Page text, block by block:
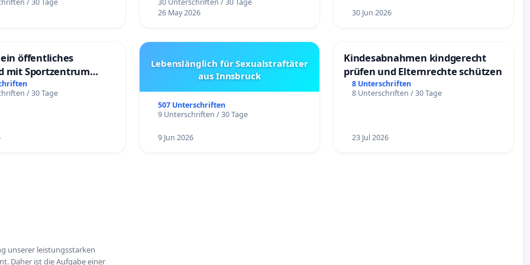
/ 30 Tage
30 Unterschriften / 30 Tage
26 May 2026
30 Jun 2026
öffentliches
mit Sportzentrum
/ 30 Tage
Lebenslänglich für Sexualstraftäter
aus Innsbruck
507 Unterschriften
9 Unterschriften / 30 Tage
9 Jun 2026
Kindesabnahmen kindgerecht
prüfen und Elternrechte schützen
8 Unterschriften
8 Unterschriften / 30 Tage
23 Jul 2026
unserer leistungsstarken
Daher ist die Aufgabe einer